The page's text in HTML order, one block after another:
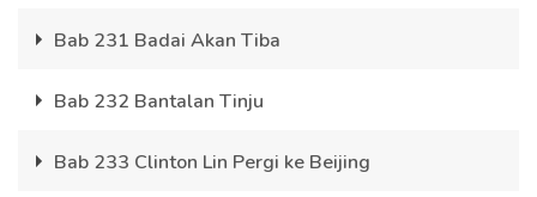
Bab 231 Badai Akan Tiba
Bab 232 Bantalan Tinju
Bab 233 Clinton Lin Pergi ke Beijing